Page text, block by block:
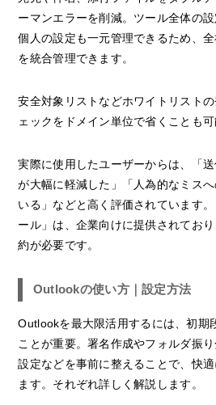
ーマンエラーを削減。ツール全体の
個人の設定も一元管理できるため、
を統合管理できます。
安全対象リストなどホワイトリスト
ェックをドメイン単位で省くことも可
実際に使用したユーザーからは、「
が大幅に軽減した」「人為的なミス
いる」などと高く評価されています
ール」は、企業向けに提供されてお
約が必要です。
Outlookの使い方｜設定方法
Outlookを最大限活用するには、初期
ことが重要。署名作成やフォルダ振
設定などを事前に整えることで、快
ます。それぞれ詳しく解説します。